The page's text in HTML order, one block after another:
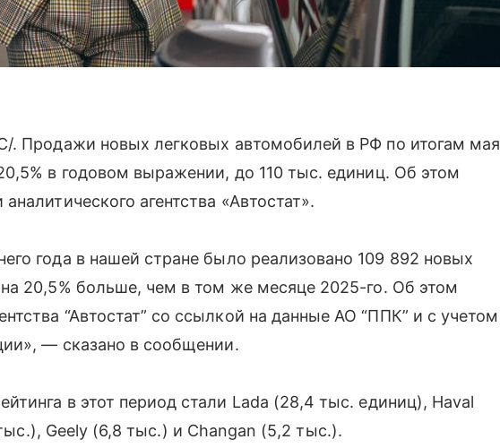
Продажи новых легковых автомобилей в РФ по итогам мая
в годовом выражении, до 110 тыс. единиц. Об этом
агентства «Автостат».
года в нашей стране было реализовано 109 892 новых
20,5% больше, чем в том же месяце 2025-го. Об этом
“Автостат” со ссылкой на данные АО “ППК” и с учетом
— сказано в сообщении.
в этот период стали Lada (28,4 тыс. единиц), Haval
Geely (6,8 тыс.) и Changan (5,2 тыс.).